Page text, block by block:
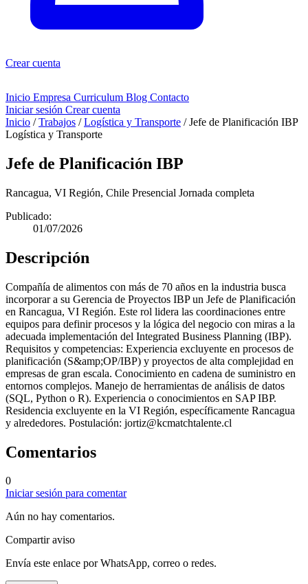
Crear cuenta
Inicio Empresa Curriculum Blog Contacto
Iniciar sesión Crear cuenta
Inicio / Trabajos / Logística y Transporte / Jefe de Planificación IBP
Logística y Transporte
Jefe de Planificación IBP
Rancagua, VI Región, Chile Presencial Jornada completa
Publicado:
01/07/2026
Descripción
Compañía de alimentos con más de 70 años en la industria busca
incorporar a su Gerencia de Proyectos IBP un Jefe de Planificación
en Rancagua, VI Región. Este rol lidera las coordinaciones entre
equipos para definir procesos y la lógica del negocio con miras a la
adecuada implementación del Integrated Business Planning (IBP).
Requisitos y competencias: Experiencia excluyente en procesos de
planificación (S&amp;OP/IBP) y proyectos de alta complejidad en
empresas de gran escala. Conocimiento en cadena de suministro en
entornos complejos. Manejo de herramientas de análisis de datos
(SQL, Python o R). Experiencia o conocimientos en SAP IBP.
Residencia excluyente en la VI Región, específicamente Rancagua
y alrededores. Postulación: jortiz@kcmatchtalente.cl
Comentarios
0
Iniciar sesión para comentar
Aún no hay comentarios.
Compartir aviso
Envía este enlace por WhatsApp, correo o redes.